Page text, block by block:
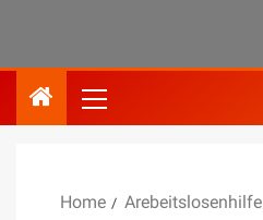
Home
Arebeitslosenhilfe